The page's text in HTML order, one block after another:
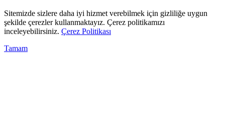
Sitemizde sizlere daha iyi hizmet verebilmek için gizliliğe uygun
şekilde çerezler kullanmaktayız. Çerez politikamızı
inceleyebilirsiniz. Çerez Politikası
Tamam